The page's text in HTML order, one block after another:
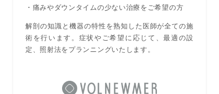
・痛みやダウンタイムの少ない治療をご希望の方
解剖の知識と機器の特性を熟知した医師が全ての施
術を行います。症状やご希望に応じて、最適の設
定、照射法をプランニングいたします。